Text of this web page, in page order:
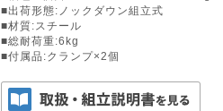
■出荷形態:ノックダウン組立式
■材質:スチール
■総耐荷重:6kg
■付属品:クランプ×2個